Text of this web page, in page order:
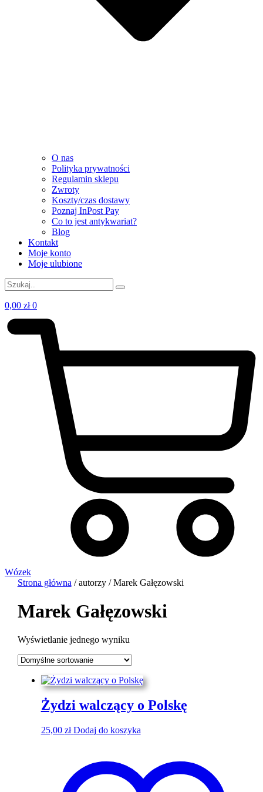
O nas
Polityka prywatności
Regulamin sklepu
Zwroty
Koszty/czas dostawy
Poznaj InPost Pay
Co to jest antykwariat?
Blog
Kontakt
Moje konto
Moje ulubione
0,00 zł 0
Wózek
Strona główna / autorzy / Marek Gałęzowski
Marek Gałęzowski
Wyświetlanie jednego wyniku
Żydzi walczący o Polskę
25,00 zł Dodaj do koszyka